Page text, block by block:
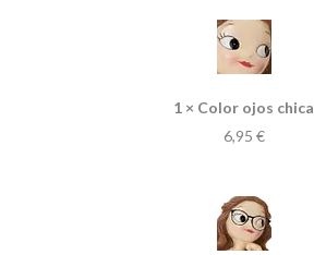
1 × Color ojos chica
6,95 €